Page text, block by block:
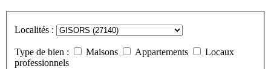
Localités :
Type de bien : Maisons Appartements
Locaux
professionnels